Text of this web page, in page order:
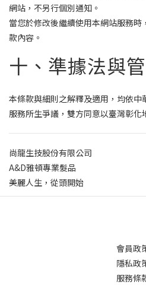
網站，不另行個別通知。
當您於修改後繼續使用本網站服務
款內容。
十、準據法與
本條款與細則之解釋及適用，均依
服務所生爭議，雙方同意以臺灣彰化
尚龍生技股份有限公司
A&D雅頓專業髮品
美麗人生，從頭開始
會員政
隱私政
服務條